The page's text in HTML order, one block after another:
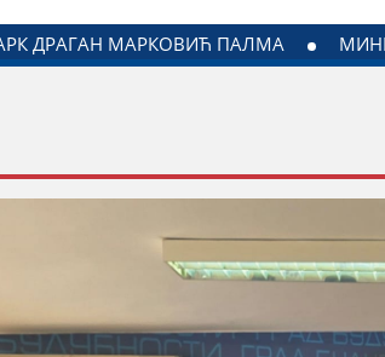
И МИНИСТАРСТВА ЗАДУЖЕНОГ